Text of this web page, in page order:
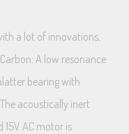
a lot of innovations,
A low resonance
bearing with
acoustically inert
AC motor is